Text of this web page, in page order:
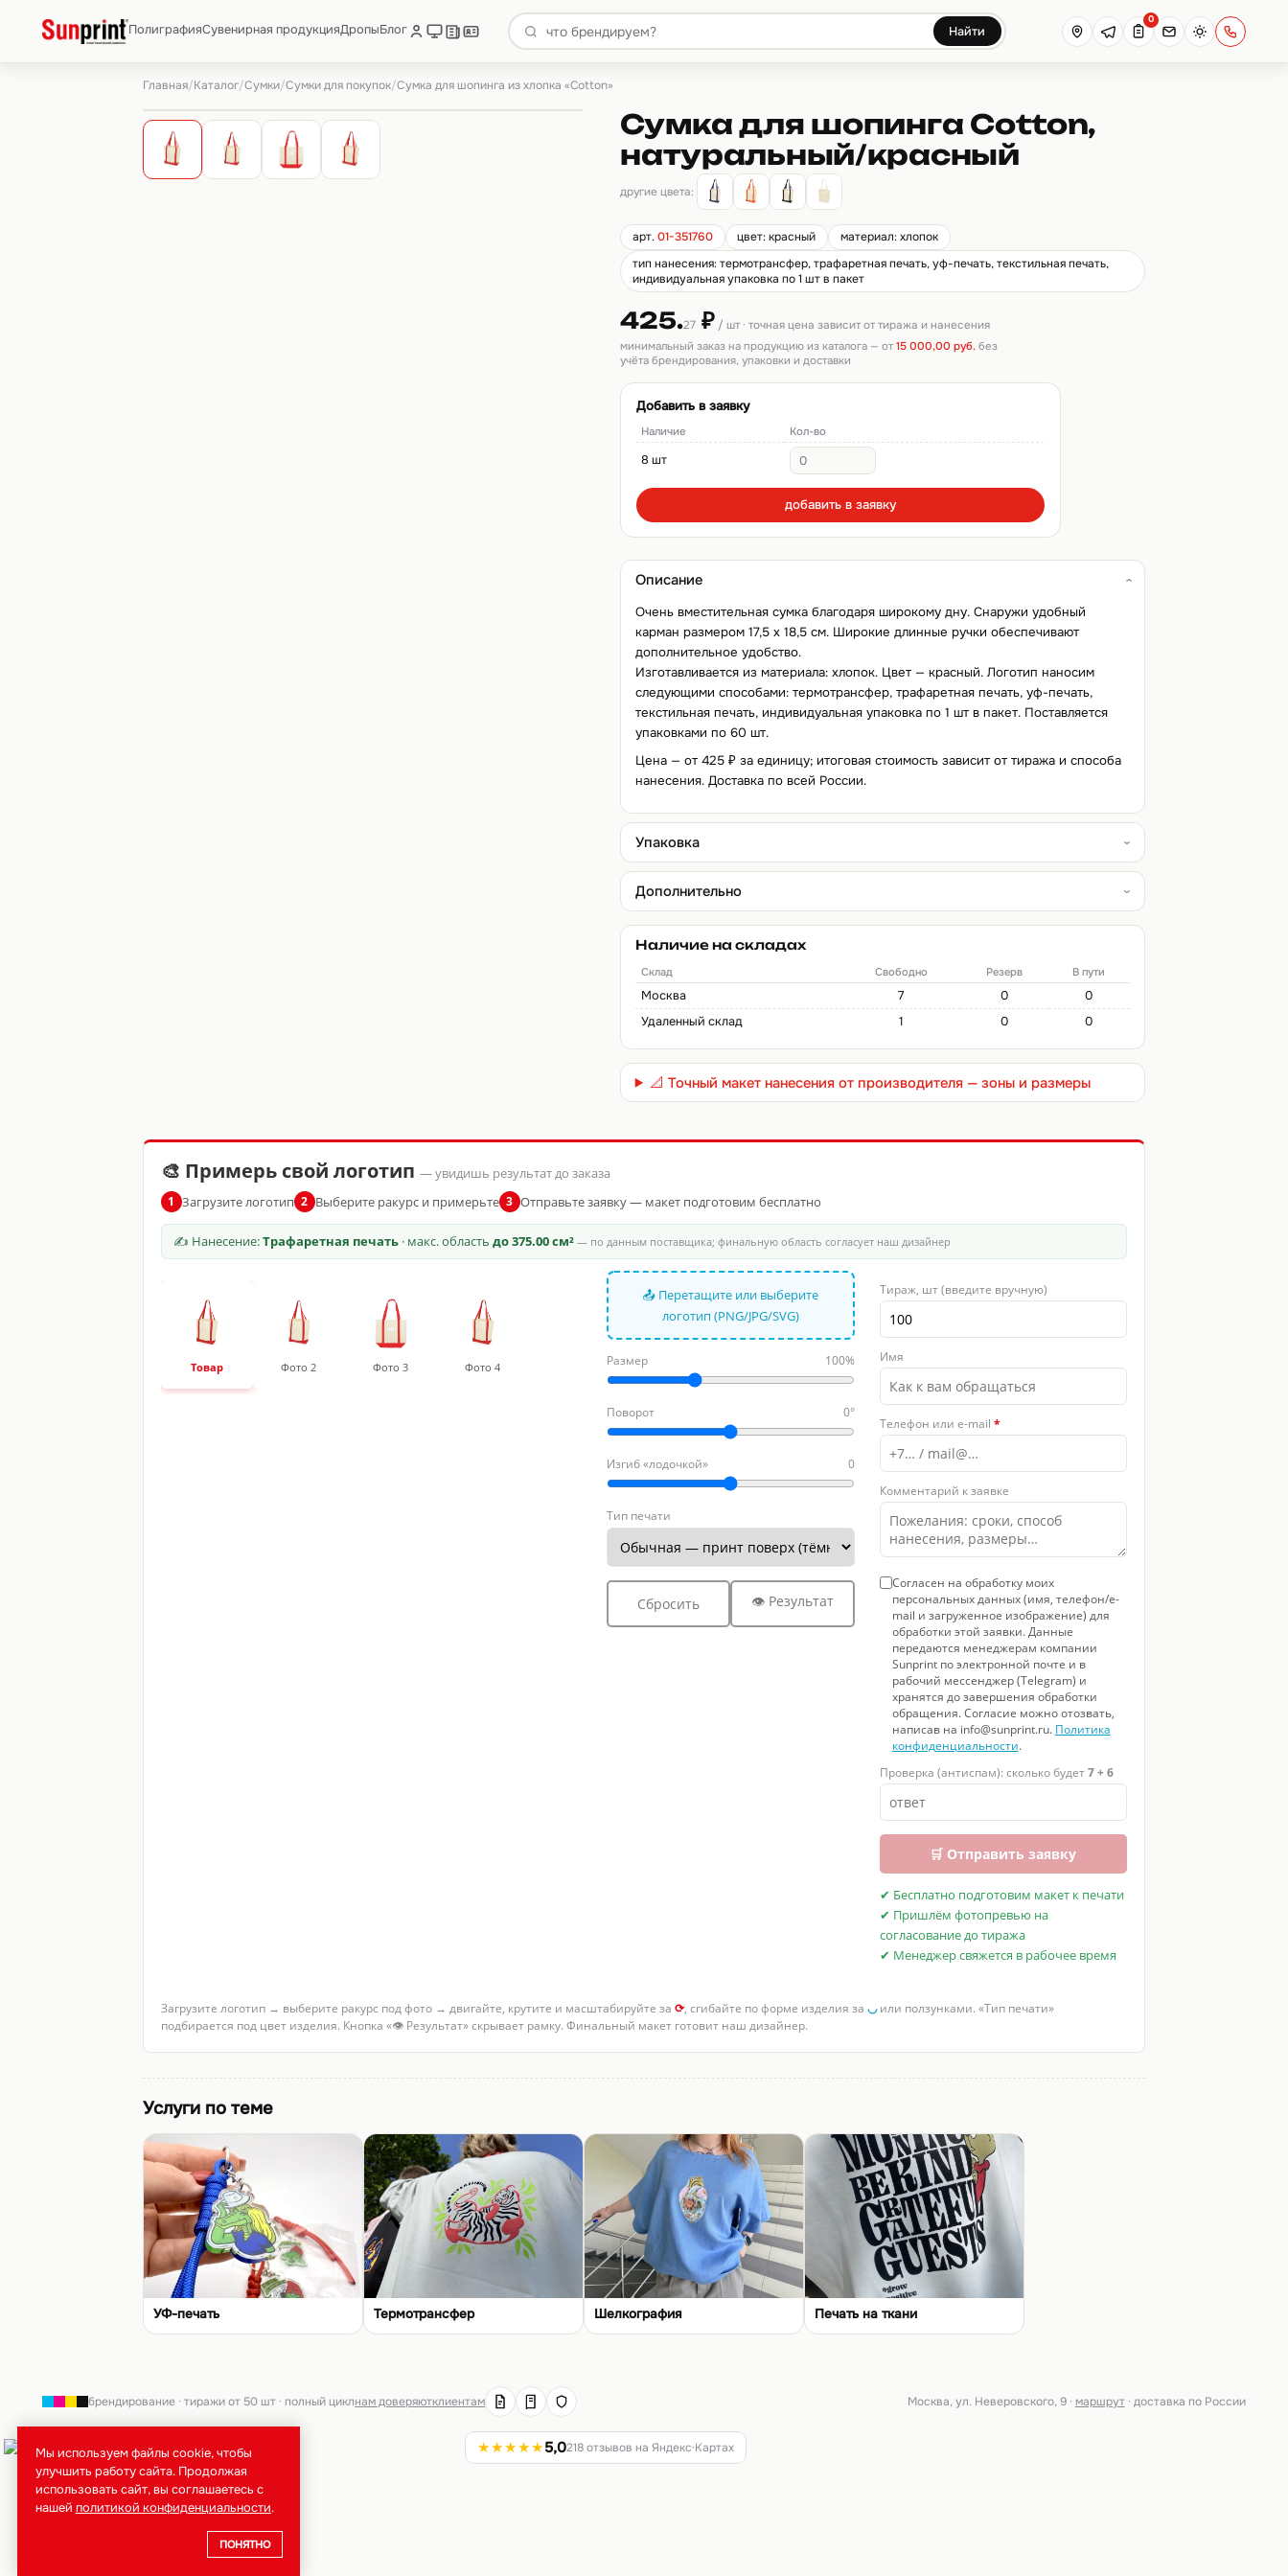
ПолиграфияСувенирная продукцияДропыБлог Найти
0
Главная/Каталог/Сумки/Сумки для покупок/Сумка для шопинга из хлопка «Cotton»
Сумка для шопинга Cotton,
натуральный/красный
другие цвета:
арт.01-351760 цвет: красный
материал: хлопок
тип нанесения: термотрансфер, трафаретная печать, уф-печать, текстильная печать,
индивидуальная упаковка по 1 шт в пакет
425.27 ₽ / шт · точная цена зависит от тиража и нанесения
минимальный заказ на продукцию из каталога — от15 000,00 руб. без
учёта брендирования, упаковки и доставки
Добавить в заявку
Наличие Кол-во
8 шт
добавить в заявку
Описание
Очень вместительная сумка благодаря широкому дну. Снаружи удобный
карман размером 17,5 х 18,5 см. Широкие длинные ручки обеспечивают
дополнительное удобство.
Изготавливается из материала: хлопок. Цвет — красный. Логотип наносим
следующими способами: термотрансфер, трафаретная печать, уф-печать,
текстильная печать, индивидуальная упаковка по 1 шт в пакет. Поставляется
упаковками по 60 шт.
Цена — от 425 ₽ за единицу; итоговая стоимость зависит от тиража и способа
нанесения. Доставка по всей России.
Упаковка
Дополнительно
Наличие на складах
Склад Свободно Резерв В пути
Москва 7 0
0
Удаленный склад
1 0 0
📐 Точный макет нанесения от производителя — зоны и размеры
🎨 Примерь свой логотип — увидишь результат до заказа
1 Загрузите логотип 2 Выберите ракурс и примерьте 3 Отправьте заявку — макет подготовим бесплатно
✍ Нанесение:Трафаретная печать· макс. область до 375.00 см²— по данным поставщика; финальную область согласует наш дизайнер
Товар Фото 2 Фото 3 Фото 4
📤 Перетащите или выберите
логотип (PNG/JPG/SVG)
Размер 100%
Поворот 0°
Изгиб «лодочкой» 0
Тип печати
Сбросить 👁 Результат
Тираж, шт (введите вручную)
Имя
Телефон или e-mail *
Комментарий к заявке
Согласен на обработку моих
персональных данных (имя, телефон/e-
mail и загруженное изображение) для
обработки этой заявки. Данные
передаются менеджерам компании
Sunprint по электронной почте и в
рабочий мессенджер (Telegram) и
хранятся до завершения обработки
обращения. Согласие можно отозвать,
написав на info@sunprint.ru. Политика
конфиденциальности.
Проверка (антиспам): сколько будет7 + 6
🛒 Отправить заявку
✔ Бесплатно подготовим макет к печати
✔ Пришлём фотопревью на
согласование до тиража
✔ Менеджер свяжется в рабочее время
Загрузите логотип → выберите ракурс под фото → двигайте, крутите и масштабируйте за ⟳, сгибайте по форме изделия за ◡или ползунками. «Тип печати»
подбирается под цвет изделия. Кнопка «👁 Результат» скрывает рамку. Финальный макет готовит наш дизайнер.
Услуги по теме
УФ-печать Термотрансфер Шелкография Печать на ткани
брендирование · тиражи от 50 шт · полный циклнам доверяютклиентам Москва, ул. Неверовского, 9 · маршрут· доставка по России
★★★★★5,0218 отзывов на Яндекс·Картах
Мы используем файлы cookie, чтобы
улучшить работу сайта. Продолжая
использовать сайт, вы соглашаетесь с
нашей политикой конфиденциальности.
ПОНЯТНО